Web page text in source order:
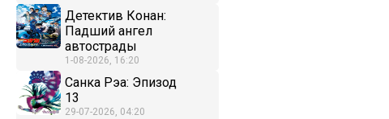
Детектив Конан:
Падший ангел
автострады
1-08-2026, 16:20
Санка Рэа: Эпизод
13
29-07-2026, 04:20